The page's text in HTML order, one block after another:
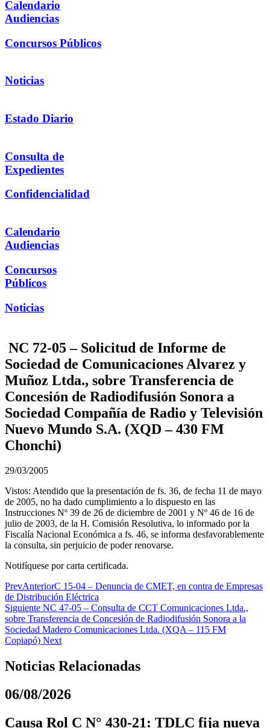
Calendario
Audiencias
Concursos Públicos
Noticias
Estado Diario
Consulta de
Expedientes
Confidencialidad
Calendario
Audiencias
Concursos
Públicos
Noticias
NC 72-05 – Solicitud de Informe de
Sociedad de Comunicaciones Alvarez y
Muñoz Ltda., sobre Transferencia de
Concesión de Radiodifusión Sonora a
Sociedad Compañía de Radio y Televisión
Nuevo Mundo S.A. (XQD – 430 FM
Chonchi)
29/03/2005
Vistos: Atendido que la presentación de fs. 36, de fecha 11 de mayo
de 2005, no ha dado cumplimiento a lo dispuesto en las
Instrucciones Nº 39 de 26 de diciembre de 2001 y Nº 46 de 16 de
julio de 2003, de la H. Comisión Resolutiva, lo informado por la
Fiscalía Nacional Económica a fs. 46, se informa desfavorablemente
la consulta, sin perjuicio de poder renovarse.
Notifíquese por carta certificada.
PrevAnteriorC 15-04 – Denuncia de CMET, en contra de Empresas
de Distribución Eléctrica
Siguiente NC 47-05 – Consulta de CCT Comunicaciones Ltda.,
sobre Transferencia de Concesión de Radiodifusión Sonora a la
Sociedad Madero Comunicaciones Ltda. (XQA – 115 FM
Copiapó) Next
Noticias Relacionadas
06/08/2026
Causa Rol C N° 430-21: TDLC fija nueva